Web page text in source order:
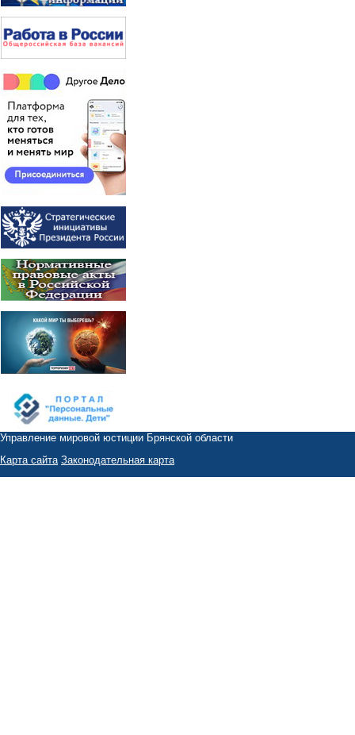
Управление мировой юстиции Брянской области
Карта сайта Законодательная карта